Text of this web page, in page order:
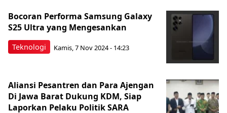
Teknologi
Bocoran Performa Samsung Galaxy
S25 Ultra yang Mengesankan
Kamis, 7 Nov 2024 - 14:23
Aliansi Pesantren dan Para Ajengan
Di Jawa Barat Dukung KDM, Siap
Laporkan Pelaku Politik SARA